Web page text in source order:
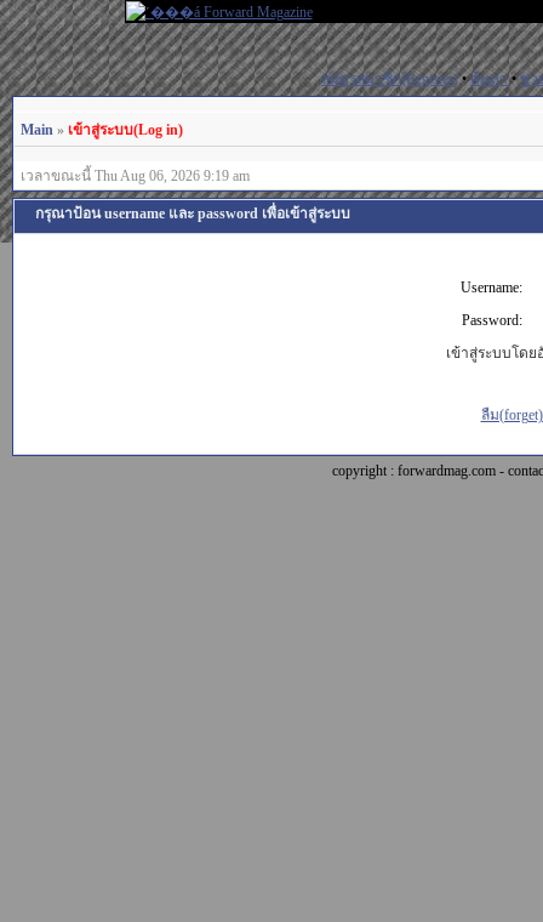
สมัครสมาชิก(Register)•ค้นหา•ช่ว
Main » เข้าสู่ระบบ(Log in)
เวลาขณะนี้ Thu Aug 06, 2026 9:19 am
กรุณาป้อน username และ password เพื่อเข้าสู่ระบบ
Username:
Password:
เข้าสู่ระบบโดย
ลืม
copyright : forwardmag.com -